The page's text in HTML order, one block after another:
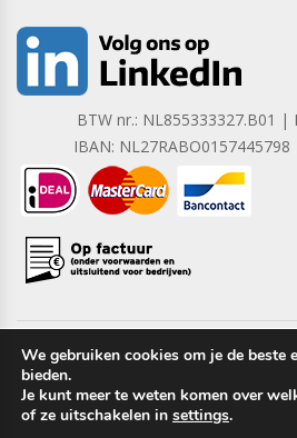
BTW nr.: NL855333327.B01 |
IBAN:
Copyright © 2023 Barrera B.V. Alle
We gebruiken cookies om je de beste
bieden.
Je kunt meer te weten komen over
of ze uitschakelen in settings.